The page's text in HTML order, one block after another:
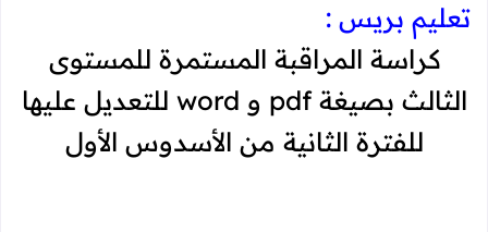
تعليم بريس :
كراسة المراقبة المستمرة للمستوى
الثالث بصيغة pdf و word للتعديل عليها
للفترة الثانية من الأسدوس الأول